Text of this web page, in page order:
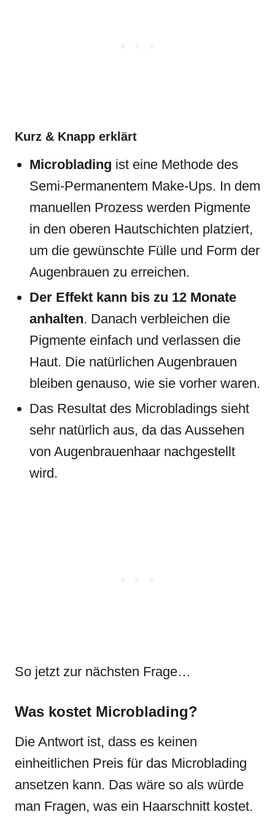
Kurz & Knapp erklärt
Microblading ist eine Methode des
Semi-Permanentem Make-Ups. In dem
manuellen Prozess werden Pigmente
in den oberen Hautschichten platziert,
um die gewünschte Fülle und Form der
Augenbrauen zu erreichen.
Der Effekt kann bis zu 12 Monate
anhalten. Danach verbleichen die
Pigmente einfach und verlassen die
Haut. Die natürlichen Augenbrauen
bleiben genauso, wie sie vorher waren.
Das Resultat des Microbladings sieht
sehr natürlich aus, da das Aussehen
von Augenbrauenhaar nachgestellt
wird.
So jetzt zur nächsten Frage…
Was kostet Microblading?
Die Antwort ist, dass es keinen
einheitlichen Preis für das Microblading
ansetzen kann. Das wäre so als würde
man Fragen, was ein Haarschnitt kostet.